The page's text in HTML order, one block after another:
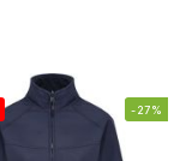
-27%